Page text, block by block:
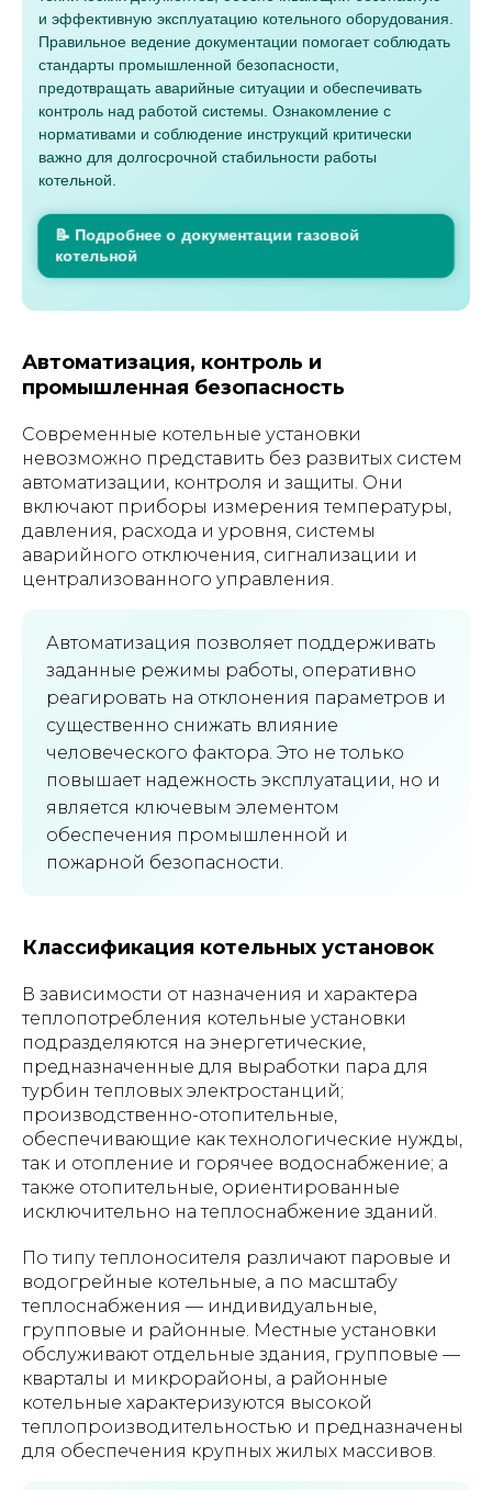
и эффективную эксплуатацию котельного оборудования.
Правильное ведение документации помогает соблюдать
стандарты промышленной безопасности,
предотвращать аварийные ситуации и обеспечивать
контроль над работой системы. Ознакомление с
нормативами и соблюдение инструкций критически
важно для долгосрочной стабильности работы
котельной.
📝 Подробнее о документации газовой
котельной
Автоматизация, контроль и
промышленная безопасность
Современные котельные установки
невозможно представить без развитых систем
автоматизации, контроля и защиты. Они
включают приборы измерения температуры,
давления, расхода и уровня, системы
аварийного отключения, сигнализации и
централизованного управления.
Автоматизация позволяет поддерживать
заданные режимы работы, оперативно
реагировать на отклонения параметров и
существенно снижать влияние
человеческого фактора. Это не только
повышает надежность эксплуатации, но и
является ключевым элементом
обеспечения промышленной и
пожарной безопасности.
Классификация котельных установок
В зависимости от назначения и характера
теплопотребления котельные установки
подразделяются на энергетические,
предназначенные для выработки пара для
турбин тепловых электростанций;
производственно-отопительные,
обеспечивающие как технологические нужды,
так и отопление и горячее водоснабжение; а
также отопительные, ориентированные
исключительно на теплоснабжение зданий.
По типу теплоносителя различают паровые и
водогрейные котельные, а по масштабу
теплоснабжения — индивидуальные,
групповые и районные. Местные установки
обслуживают отдельные здания, групповые —
кварталы и микрорайоны, а районные
котельные характеризуются высокой
теплопроизводительностью и предназначены
для обеспечения крупных жилых массивов.